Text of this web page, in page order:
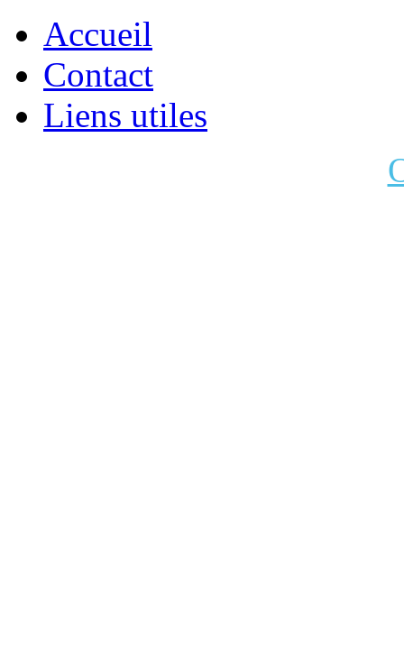
Accueil
Contact
Liens utiles